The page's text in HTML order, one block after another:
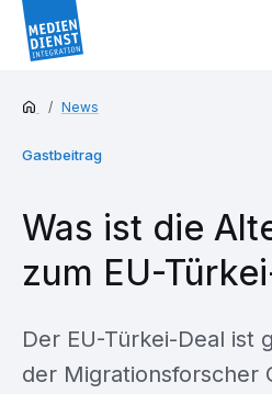
News
Gastbeitrag
Was ist die
zum EU-
Der EU-Türkei-Deal ist
der Migrationsforscher